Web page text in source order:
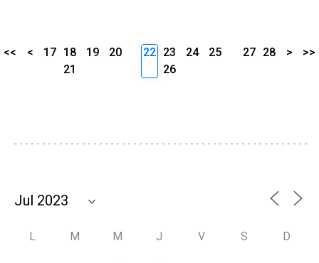
<< < 17 18 19
20
21
22 23 24
25
26
27 28 > >>
L M M J V S D